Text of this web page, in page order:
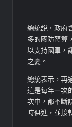
總統說，政府
多的國防預算
以支持國軍，
之憂。
總統表示，再
這是每年一次
次中，都不斷
時俱進，並接